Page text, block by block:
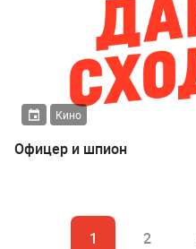
Кино
Офицер и шпион
1 2